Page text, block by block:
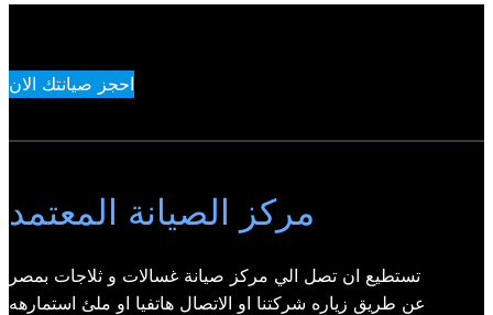
احجز صيانتك الان
مركز الصيانة المعتمد
تستطيع ان تصل الي مركز صيانة غسالات و ثلاجات بمصر
عن طريق زياره شركتنا او الاتصال هاتفيا او ملئ استمارهه